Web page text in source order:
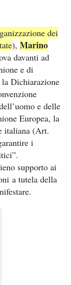
dei
),Marino
davanti ad
e di
la Dichiarazione
e delle
Europea, la
italiana (Art.
i
supporto ai
a tutela della